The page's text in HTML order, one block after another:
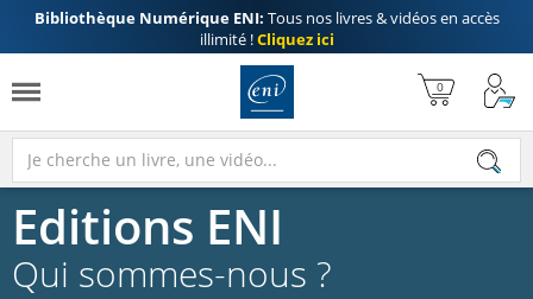
Bibliothèque Numérique ENI: Tous nos livres & vidéos en accès
illimité !Cliquez ici
Editions ENI
Qui sommes-nous ?